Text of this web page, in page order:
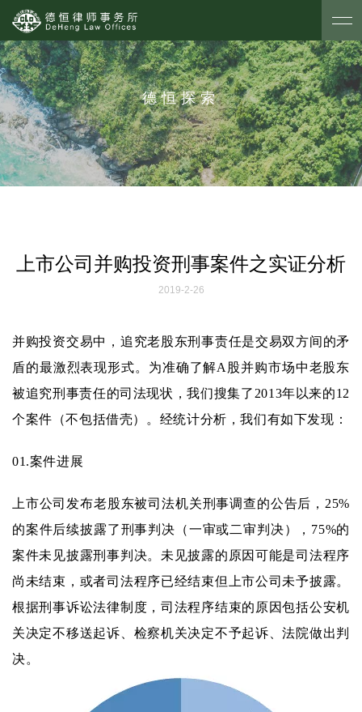
德恒探索
上市公司并购投资刑事案件之实证分析
2019-2-26
并购投资交易中，追究老股东刑事责任是交易双方间的矛
盾的最激烈表现形式。为准确了解A股并购市场中老股东
被追究刑事责任的司法现状，我们搜集了2013年以来的12
个案件（不包括借壳）。经统计分析，我们有如下发现：
01.案件进展
上市公司发布老股东被司法机关刑事调查的公告后，25%
的案件后续披露了刑事判决（一审或二审判决），75%的
案件未见披露刑事判决。未见披露的原因可能是司法程序
尚未结束，或者司法程序已经结束但上市公司未予披露。
根据刑事诉讼法律制度，司法程序结束的原因包括公安机
关决定不移送起诉、检察机关决定不予起诉、法院做出判
决。